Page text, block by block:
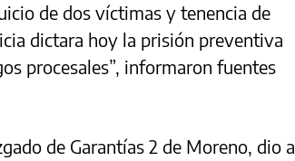
de dos víctimas y tenencia de
dictara hoy la prisión preventiva
procesales”, informaron fuentes
de Garantías 2 de Moreno, dio a